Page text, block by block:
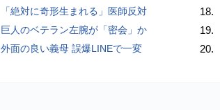
「絶対に奇形生まれる」医師反対
巨人のベテラン左腕が「密会」か
外面の良い義母 誤爆LINEで一変
18.
19.
20.